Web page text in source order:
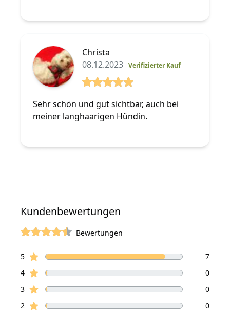
Christa
08.12.2023 Verifizierter Kauf
Sehr schön und gut sichtbar, auch bei
meiner langhaarigen Hündin.
Kundenbewertungen
Bewertungen
Bewertungen
5Sterne Bewertungen
7
4Sterne Bewertungen
0
3Sterne Bewertungen
0
2 Sterne Bewertungen
0